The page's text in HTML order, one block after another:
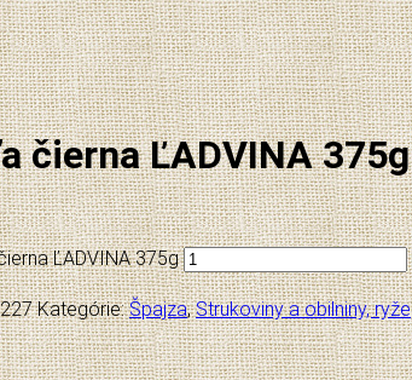
čierna ĽADVINA 375g
ĽADVINA 375g
Kategórie:Špajza,Strukoviny a obilniny, ryže